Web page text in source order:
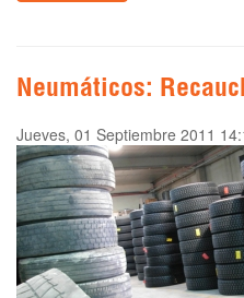
Neumáticos:
Jueves, 01 Septiembre 2011